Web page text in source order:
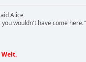
Alice
wouldn't have come here."